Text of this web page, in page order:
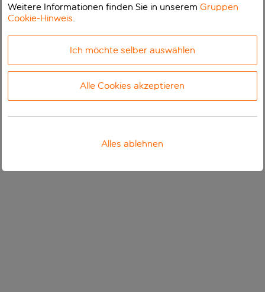
Weitere Informationen finden Sie in unseremGruppen
Cookie-Hinweis.
Ich möchte selber auswählen
Alle Cookies akzeptieren
Alles ablehnen